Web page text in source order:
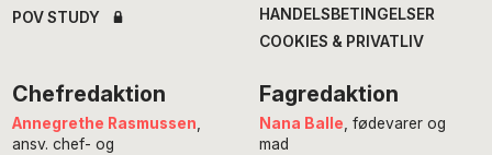
POV STUDY
HANDELSBETINGELSER
COOKIES & PRIVATLIV
Chefredaktion
Annegrethe Rasmussen,
ansv. chef- og
Fagredaktion
Nana Balle, fødevarer og
mad